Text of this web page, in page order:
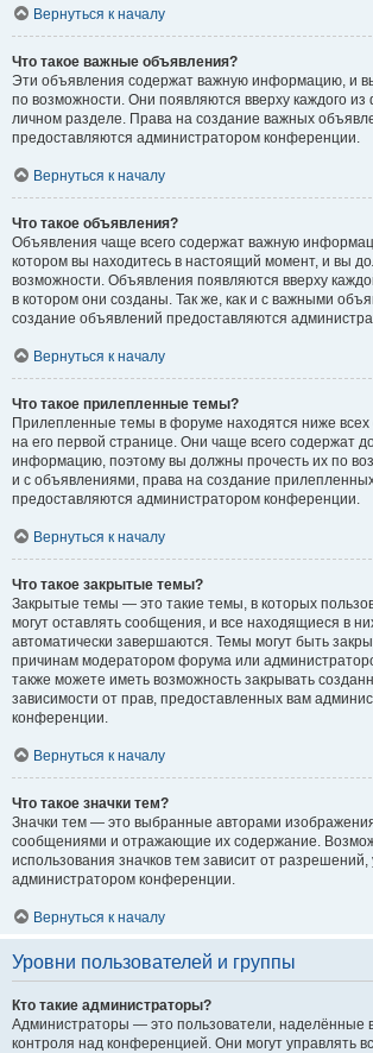
Вернуться к началу
Что такое важные объявления?
Эти объявления содержат важную информацию, и
по возможности. Они появляются вверху каждого
личном разделе. Права на создание важных
предоставляются администратором конференции.
Вернуться к началу
Что такое объявления?
Объявления чаще всего содержат важную
котором вы находитесь в настоящий момент, и вы
возможности. Объявления появляются вверху
в котором они созданы. Так же, как и с важными
создание объявлений предоставляются
Вернуться к началу
Что такое прилепленные темы?
Прилепленные темы в форуме находятся ниже всех
на его первой странице. Они чаще всего содержат
информацию, поэтому вы должны прочесть их по
и с объявлениями, права на создание
предоставляются администратором конференции.
Вернуться к началу
Что такое закрытые темы?
Закрытые темы — это такие темы, в которых
могут оставлять сообщения, и все находящиеся в
автоматически завершаются. Темы могут быть
причинам модератором форума или
также можете иметь возможность закрывать
зависимости от прав, предоставленных вам
конференции.
Вернуться к началу
Что такое значки тем?
Значки тем — это выбранные авторами
сообщениями и отражающие их содержание.
использования значков тем зависит от
администратором конференции.
Вернуться к началу
Уровни пользователей и группы
Кто такие администраторы?
Администраторы — это пользователи, наделённые
контроля над конференцией. Они могут управлять